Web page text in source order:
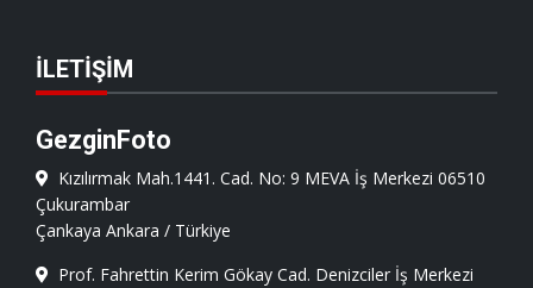
İLETIŞIM
GezginFoto
Kızılırmak Mah.1441. Cad. No: 9 MEVA İş Merkezi 06510
Çukurambar
Çankaya Ankara / Türkiye
Prof. Fahrettin Kerim Gökay Cad. Denizciler İş Merkezi